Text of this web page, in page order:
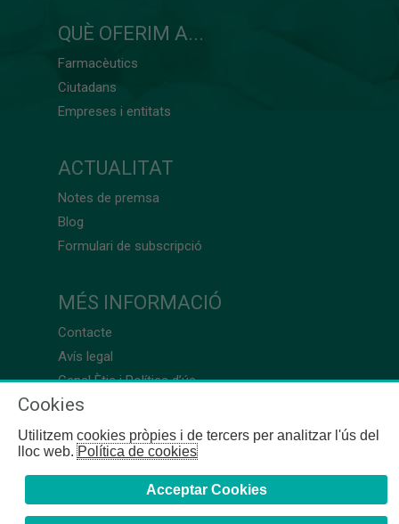
QUÈ OFERIM A...
Farmacèutics
Ciutadans
Empreses i entitats
ACTUALITAT
Notes de premsa
Blog
Formulari de subscripció
MÉS INFORMACIÓ
Contacte
Avís legal
Canal Ètic i Política d’ús
Cookies
Utilitzem cookies pròpies i de tercers per analitzar l'ús del
lloc web.Política de cookies
Acceptar Cookies